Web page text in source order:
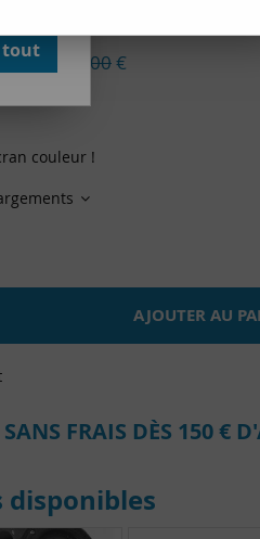
de 599,00€
couleur !
AJOUTER AU
FRAIS DÈS 150 €
disponibles
tout